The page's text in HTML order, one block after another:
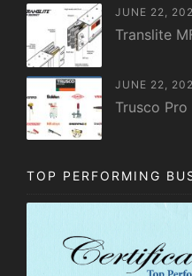
JUNE 22,
Translite
JUNE 22,
Trusco Pro
TOP PERFORMING